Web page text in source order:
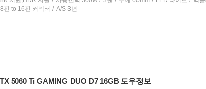
핀 to 16핀 커넥터 A/S 3년
5060 Ti GAMING DUO D7 16GB 도우정보